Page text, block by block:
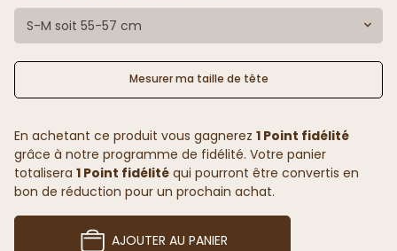
S-M soit 55-57 cm
Mesurer ma taille de tête
En achetant ce produit vous gagnerez 1 Point fidélité
grâce à notre programme de fidélité. Votre panier
totalisera 1 Point fidélité qui pourront être convertis en
bon de réduction pour un prochain achat.
AJOUTER AU PANIER